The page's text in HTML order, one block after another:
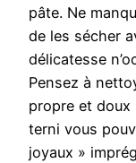
pâte. Ne
de les sécher
délicatesse
Pensez à
propre et doux
terni vous
joyaux »